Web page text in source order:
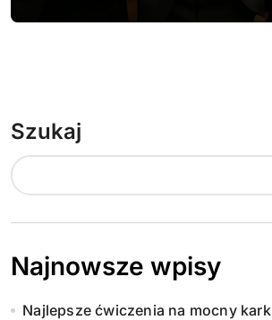
Szukaj
Najnowsze wpisy
Najlepsze ćwiczenia na mocny kark